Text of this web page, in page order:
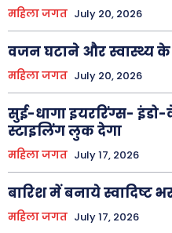
महिला जगत July 20, 2026
वजन घटाने और स्वास्थ्य के
महिला जगत July 20, 2026
सुई-धागा इयररिंग्स- इंडो-
स्टाइलिंग लुक देगा
महिला जगत July 17, 2026
बारिश में बनाये स्वादिष्ट
महिला जगत July 17, 2026